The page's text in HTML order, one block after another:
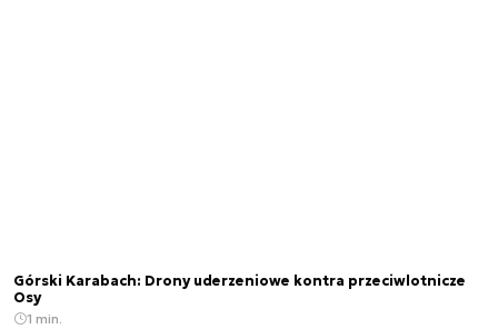
Górski Karabach: Drony uderzeniowe kontra przeciwlotnicze
Osy
1 min.